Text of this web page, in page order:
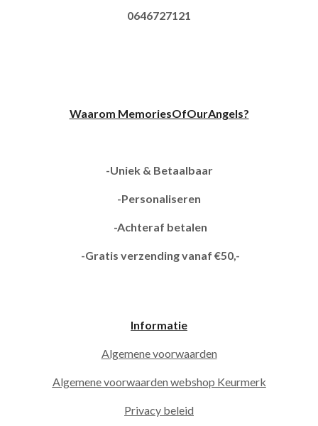
0646727121
Waarom MemoriesOfOurAngels?
-Uniek & Betaalbaar
-Personaliseren
-Achteraf betalen
-Gratis verzending vanaf €50,-
Informatie
Algemene voorwaarden
Algemene voorwaarden webshop Keurmerk
Privacy beleid